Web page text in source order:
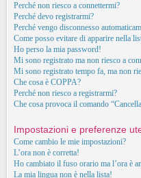
Perché non riesco a connettermi?
Perché devo registrarmi?
Perché vengo disconnesso
Come posso evitare di apparire nella
Ho perso la mia password!
Mi sono registrato ma non riesco a
Mi sono registrato tempo fa, ma non
Che cosa è COPPA?
Perché non riesco a registrarmi?
Che cosa provoca il comando
Impostazioni e preferenze
Come cambio le mie impostazioni?
L’ora non è corretta!
Ho cambiato il fuso orario ma l’ora è
La mia lingua non è nella lista!